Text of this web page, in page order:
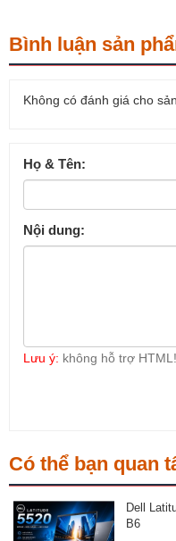
Bình luận sản
Không có đánh giá cho
Họ & Tên:
Nội dung:
Lưu ý: không hỗ trợ HTML!
Có thể bạn quan
Dell
B6